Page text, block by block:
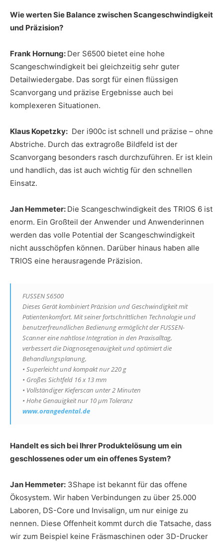
Wie werten Sie Balance zwischen Scangeschwindigkeit
und Präzision?
Frank Hornung: Der S6500 bietet eine hohe
Scangeschwindigkeit bei gleichzeitig sehr guter
Detailwiedergabe. Das sorgt für einen flüssigen
Scanvorgang und präzise Ergebnisse auch bei
komplexeren Situationen.
Klaus Kopetzky: Der i900c ist schnell und präzise – ohne
Abstriche. Durch das extragroße Bildfeld ist der
Scanvorgang besonders rasch durchzuführen. Er ist klein
und handlich, das ist auch wichtig für den schnellen
Einsatz.
Jan Hemmeter: Die Scangeschwindigkeit des TRIOS 6 ist
enorm. Ein Großteil der Anwender und Anwenderinnen
werden das volle Potential der Scangeschwindigkeit
nicht ausschöpfen können. Darüber hinaus haben alle
TRIOS eine herausragende Präzision.
FUSSEN S6500
Dieses Gerät kombiniert Präzision und Geschwindigkeit mit
Patientenkomfort. Mit seiner fortschrittlichen Technologie und
benutzerfreundlichen Bedienung ermöglicht der FUSSEN-
Scanner eine nahtlose Integration in den Praxisalltag,
verbessert die Diagnosegenauigkeit und optimiert die
Behandlungsplanung,
• Superleicht und kompakt nur 220 g
• Großes Sichtfeld 16 x 13 mm
• Vollständiger Kieferscan unter 2 Minuten
• Hohe Genauigkeit nur 10 µm Toleranz
www.orangedental.de
Handelt es sich bei Ihrer Produktelösung um ein
geschlossenes oder um ein offenes System?
Jan Hemmeter: 3Shape ist bekannt für das offene
Ökosystem. Wir haben Verbindungen zu über 25.000
Laboren, DS-Core und Invisalign, um nur einige zu
nennen. Diese Offenheit kommt durch die Tatsache, dass
wir zum Beispiel keine Fräsmaschinen oder 3D-Drucker